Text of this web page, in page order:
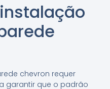
chevron requer
garantir que o padrão